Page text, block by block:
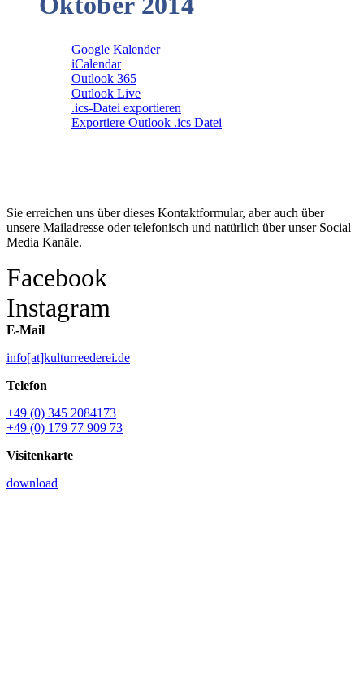
Google Kalender
iCalendar
Outlook 365
Outlook Live
.ics-Datei exportieren
Exportiere Outlook .ics Datei
Sie erreichen uns über dieses Kontaktformular, aber auch über
unsere Mailadresse oder telefonisch und natürlich über unser Social
Media Kanäle.
Facebook
Instagram
E-Mail
info[at]kulturreederei.de
Telefon
+49 (0) 345 2084173
+49 (0) 179 77 909 73
Visitenkarte
download